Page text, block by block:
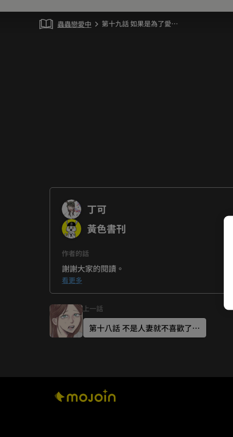
蟲蟲戀愛中 chevron_right 第十九話 如果是為了愛…
丁可
黃色書刊
作者的話
看更多
上一話
第十八話 不是人妻就不喜歡了嗎？